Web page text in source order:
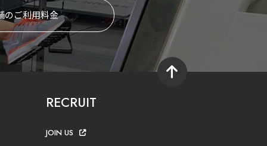
のご利用料金
RECRUIT
JOIN US